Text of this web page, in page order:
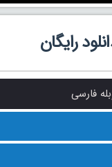
رایگان
فارسی